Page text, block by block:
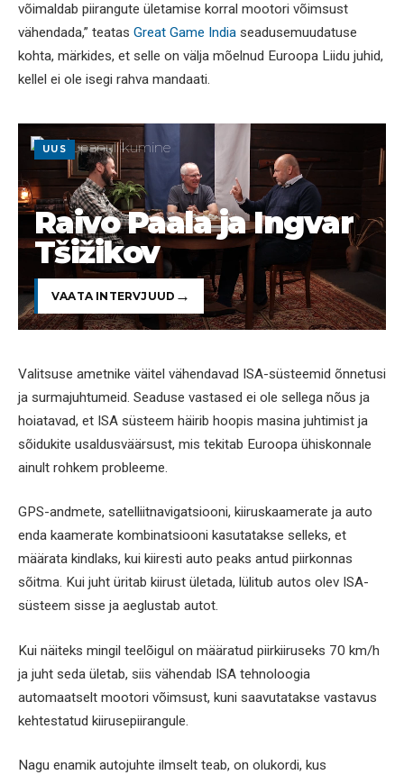
võimaldab piirangute ületamise korral mootori võimsust
vähendada,” teatas Great Game India seadusemuudatuse
kohta, märkides, et selle on välja mõelnud Euroopa Liidu juhid,
kellel ei ole isegi rahva mandaati.
UUS
Raivo Paala ja Ingvar
Tšižikov
VAATA INTERVJUUD
Valitsuse ametnike väitel vähendavad ISA-süsteemid õnnetusi
ja surmajuhtumeid. Seaduse vastased ei ole sellega nõus ja
hoiatavad, et ISA süsteem häirib hoopis masina juhtimist ja
sõidukite usaldusväärsust, mis tekitab Euroopa ühiskonnale
ainult rohkem probleeme.
GPS-andmete, satelliitnavigatsiooni, kiiruskaamerate ja auto
enda kaamerate kombinatsiooni kasutatakse selleks, et
määrata kindlaks, kui kiiresti auto peaks antud piirkonnas
sõitma. Kui juht üritab kiirust ületada, lülitub autos olev ISA-
süsteem sisse ja aeglustab autot.
Kui näiteks mingil teelõigul on määratud piirkiiruseks 70 km/h
ja juht seda ületab, siis vähendab ISA tehnoloogia
automaatselt mootori võimsust, kuni saavutatakse vastavus
kehtestatud kiirusepiirangule.
Nagu enamik autojuhte ilmselt teab, on olukordi, kus